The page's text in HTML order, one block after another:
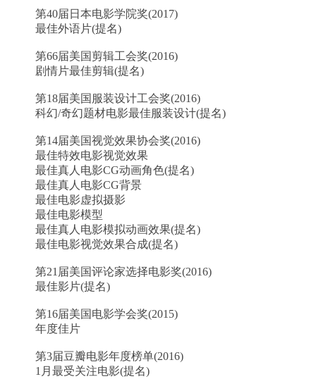
第40届日本电影学院奖(2017)
最佳外语片(提名)
第66届美国剪辑工会奖(2016)
剧情片最佳剪辑(提名)
第18届美国服装设计工会奖(2016)
科幻/奇幻题材电影最佳服装设计(提名)
第14届美国视觉效果协会奖(2016)
最佳特效电影视觉效果
最佳真人电影CG动画角色(提名)
最佳真人电影CG背景
最佳电影虚拟摄影
最佳电影模型
最佳真人电影模拟动画效果(提名)
最佳电影视觉效果合成(提名)
第21届美国评论家选择电影奖(2016)
最佳影片(提名)
第16届美国电影学会奖(2015)
年度佳片
第3届豆瓣电影年度榜单(2016)
1月最受关注电影(提名)